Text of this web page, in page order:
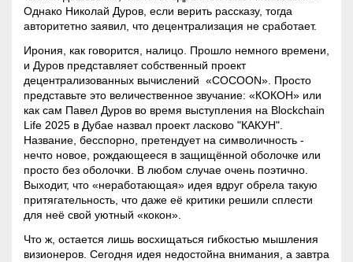
Однако Николай Дуров, если верить рассказу, тогда
авторитетно заявил, что децентрализация не сработает.
Ирония, как говорится, налицо. Прошло немного времени,
и Дуров представляет собственный проект
децентрализованных вычислений «COCOON». Просто
представьте это величественное звучание: «КОКОН» или
как сам Павел Дуров во время выступления на Blockchain
Life 2025 в Дубае назвал проект ласково "КАКУН".
Название, бесспорно, претендует на символичность -
нечто новое, рождающееся в защищённой оболочке или
просто без оболочки. В любом случае очень поэтично.
Выходит, что «неработающая» идея вдруг обрела такую
притягательность, что даже её критики решили сплести
для неё свой уютный «кокон».
Что ж, остается лишь восхищаться гибкостью мышления
визионеров. Сегодня идея недостойна внимания, а завтра